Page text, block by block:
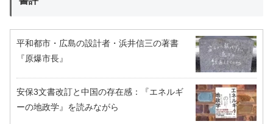
平和都市・広島の設計者・浜井信三の著書
『原爆市長』
安保3文書改訂と中国の存在感：『エネルギ
ーの地政学』を読みながら